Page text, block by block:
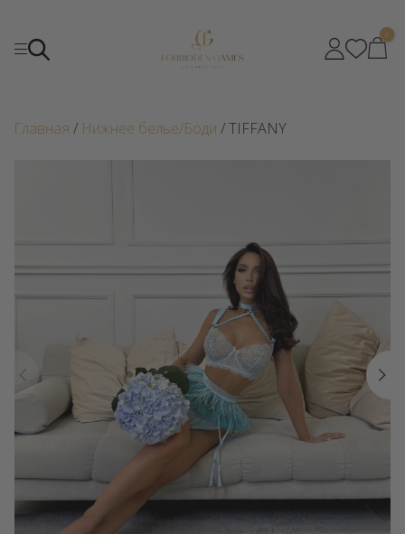
0
Главная / Нижнее белье/Боди / TIFFANY